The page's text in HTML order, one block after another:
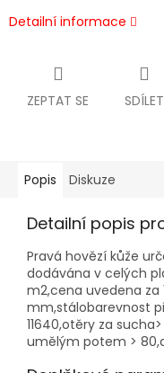
Detailní informace
ZEPTAT SE SDÍLET
Popis Diskuze
Detailní popis
Pravá hovězí kůže
dodávána v celých
m2,cena uvedena za
mm,stálobarevnost
11640,otěry za
umělým potem >